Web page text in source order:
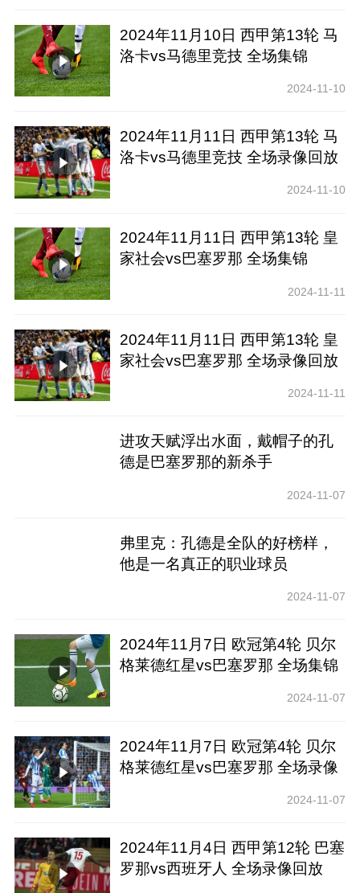
2024年11月10日 西甲第13轮 马
洛卡vs马德里竞技 全场集锦
2024-11-10
2024年11月11日 西甲第13轮 马
洛卡vs马德里竞技 全场录像回放
2024-11-10
2024年11月11日 西甲第13轮 皇
家社会vs巴塞罗那 全场集锦
2024-11-11
2024年11月11日 西甲第13轮 皇
家社会vs巴塞罗那 全场录像回放
2024-11-11
进攻天赋浮出水面，戴帽子的孔
德是巴塞罗那的新杀手
2024-11-07
弗里克：孔德是全队的好榜样，
他是一名真正的职业球员
2024-11-07
2024年11月7日 欧冠第4轮 贝尔
格莱德红星vs巴塞罗那 全场集锦
2024-11-07
2024年11月7日 欧冠第4轮 贝尔
格莱德红星vs巴塞罗那 全场录像
2024-11-07
2024年11月4日 西甲第12轮 巴塞
罗那vs西班牙人 全场录像回放